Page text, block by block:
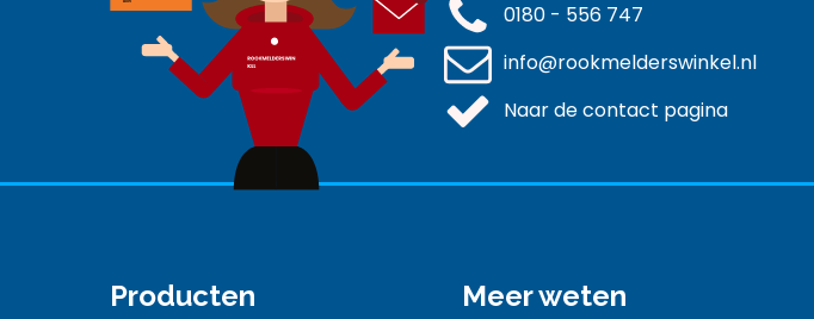
0180 - 556 747
info@rookmelderswinkel.nl
Naar de contact pagina
Producten Meer weten